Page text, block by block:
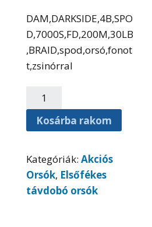
DAM,DARKSIDE,4B,SPO
D,7000S,FD,200M,30LB
,BRAID,spod,orsó,fonot
t,zsinórral
Kosárba rakom
Kategóriák: Akciós
Orsók, Elsőfékes
távdobó orsók